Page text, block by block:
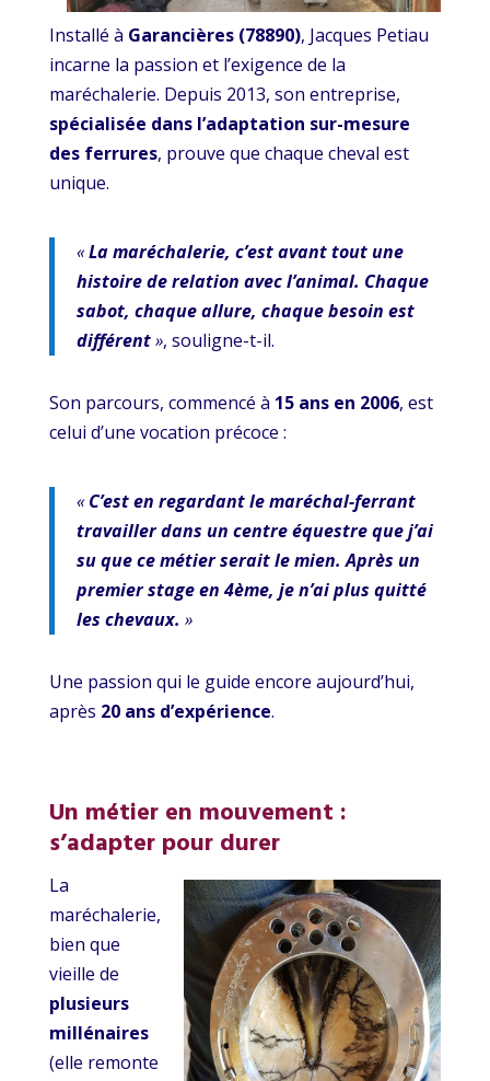
Installé à Garancières (78890), Jacques Petiau
incarne la passion et l’exigence de la
maréchalerie. Depuis 2013, son entreprise,
spécialisée dans l’adaptation sur-mesure
des ferrures, prouve que chaque cheval est
unique.
«La maréchalerie, c’est avant tout une
histoire de relation avec l’animal. Chaque
sabot, chaque allure, chaque besoin est
différent», souligne-t-il.
Son parcours, commencé à 15 ans en 2006, est
celui d’une vocation précoce :
« C’est en regardant le maréchal-ferrant
travailler dans un centre équestre que j’ai
su que ce métier serait le mien. Après un
premier stage en 4ème, je n’ai plus quitté
les chevaux. »
Une passion qui le guide encore aujourd’hui,
après 20 ans d’expérience.
Un métier en mouvement :
s’adapter pour durer
La
maréchalerie,
bien que
vieille de
plusieurs
millénaires
(elle remonte